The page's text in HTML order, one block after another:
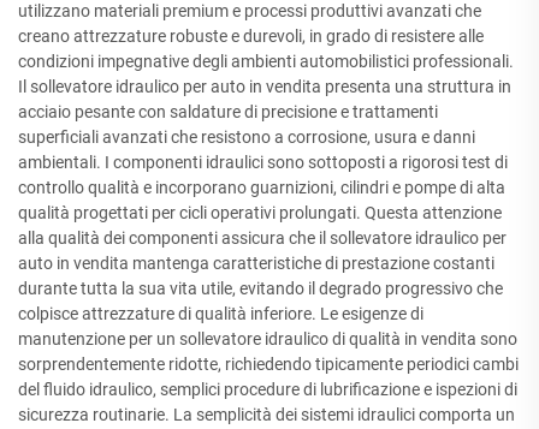
utilizzano materiali premium e processi produttivi avanzati che
creano attrezzature robuste e durevoli, in grado di resistere alle
condizioni impegnative degli ambienti automobilistici professionali.
Il sollevatore idraulico per auto in vendita presenta una struttura in
acciaio pesante con saldature di precisione e trattamenti
superficiali avanzati che resistono a corrosione, usura e danni
ambientali. I componenti idraulici sono sottoposti a rigorosi test di
controllo qualità e incorporano guarnizioni, cilindri e pompe di alta
qualità progettati per cicli operativi prolungati. Questa attenzione
alla qualità dei componenti assicura che il sollevatore idraulico per
auto in vendita mantenga caratteristiche di prestazione costanti
durante tutta la sua vita utile, evitando il degrado progressivo che
colpisce attrezzature di qualità inferiore. Le esigenze di
manutenzione per un sollevatore idraulico di qualità in vendita sono
sorprendentemente ridotte, richiedendo tipicamente periodici cambi
del fluido idraulico, semplici procedure di lubrificazione e ispezioni di
sicurezza routinarie. La semplicità dei sistemi idraulici comporta un